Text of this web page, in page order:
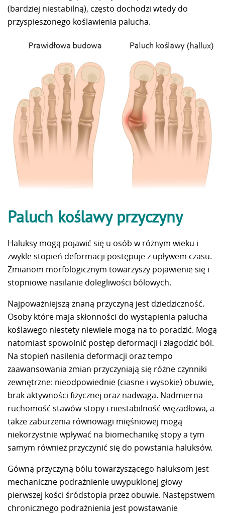
(bardziej niestabilną), często dochodzi wtedy do
przyspieszonego koślawienia palucha.
Paluch koślawy przyczyny
Haluksy mogą pojawić się u osób w różnym wieku i
zwykle stopień deformacji postępuje z upływem czasu.
Zmianom morfologicznym towarzyszy pojawienie się i
stopniowe nasilanie dolegliwości bólowych.
Najpoważniejszą znaną przyczyną jest dziedziczność.
Osoby które maja skłonności do wystąpienia palucha
koślawego niestety niewiele mogą na to poradzić. Mogą
natomiast spowolnić postęp deformacji i złagodzić ból.
Na stopień nasilenia deformacji oraz tempo
zaawansowania zmian przyczyniają się różne czynniki
zewnętrzne: nieodpowiednie (ciasne i wysokie) obuwie,
brak aktywności fizycznej oraz nadwaga. Nadmierna
ruchomość stawów stopy i niestabilność więzadłowa, a
także zaburzenia równowagi mięśniowej mogą
niekorzystnie wpływać na biomechanikę stopy a tym
samym również przyczynić się do powstania haluksów.
Gówną przyczyną bólu towarzyszącego haluksom jest
mechaniczne podrażnienie uwypuklonej głowy
pierwszej kości śródstopia przez obuwie. Następstwem
chronicznego podrażnienia jest powstawanie